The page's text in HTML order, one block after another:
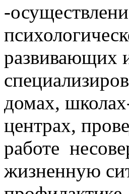
-
развивающих
домах,
центрах,
работе
жизненную